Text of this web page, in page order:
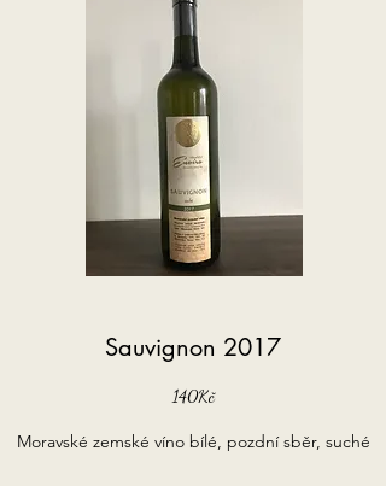
Sauvignon 2017
140Kč
Moravské zemské víno bílé, pozdní sběr, suché